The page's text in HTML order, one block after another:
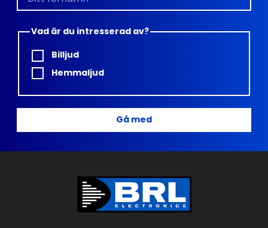
Vad är du intresserad av?
Billjud
Hemmaljud
Gå med